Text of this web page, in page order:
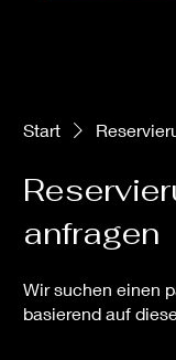
Start
anfragen
Wir suchen einen
basierend auf